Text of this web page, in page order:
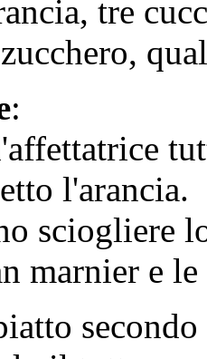
tre
:
l'arancia.
sciogliere
marnier e